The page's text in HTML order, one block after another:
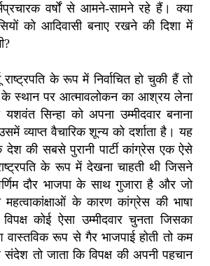
वर्षों से आमने-सामने रहे हैं। क्या
को आदिवासी बनाए रखने की दिशा में
के रूप में निर्वाचित हो चुकी हैं तो
के स्थान पर आत्मावलोकन का आश्रय लेना
यशवंत सिन्हा को अपना उम्मीदवार बनाना
व्याप्त वैचारिक शून्य को दर्शाता है। यह
की सबसे पुरानी पार्टी कांग्रेस एक ऐसे
के रूप में देखना चाहती थी जिसने
दौर भाजपा के साथ गुजारा है और जो
के कारण कांग्रेस की भाषा
कोई ऐसा उम्मीदवार चुनता जिसका
वास्तविक रूप से गैर भाजपाई होती तो कम
तो जाता कि विपक्ष की अपनी पहचान